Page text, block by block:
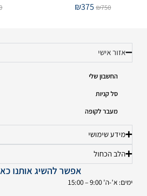
₪750
₪375
אזור אישי
החשבון שלי
סל קניות
מעבר לקופה
מידע שימושי
הלב הכחול
אפשר להשיג אותנו
ימים: א'-ה' 9:00 – 15:00